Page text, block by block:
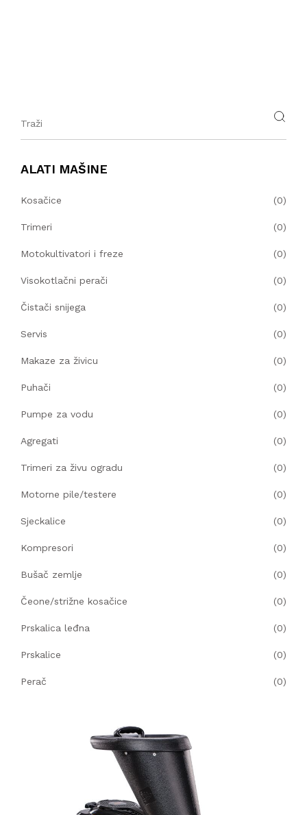
MOTORNE PILE/TESTERE
KOMPRESORI
BUŠAČ ZEMLJE
PRSKALICA LEĐNA
PERAČ
ALATI MAŠINE
Kosačice (0)
Trimeri (0)
Motokultivatori i freze (0)
Visokotlačni perači (0)
Čistači snijega (0)
Servis (0)
Makaze za živicu (0)
Puhači (0)
Pumpe za vodu (0)
Agregati (0)
Trimeri za živu ogradu (0)
Motorne pile/testere (0)
Sjeckalice (0)
Kompresori (0)
Bušač zemlje (0)
Čeone/strižne kosačice (0)
Prskalica leđna (0)
Prskalice (0)
Perač (0)